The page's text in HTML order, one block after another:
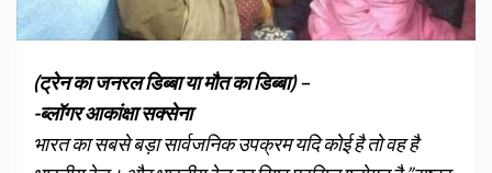
(ट्रेन का जनरल डिब्बा या मौत का डिब्बा) –
-ब्लॉगर आकांक्षा सक्सेना
भारत का सबसे बड़ा सार्वजनिक उपक्रम यदि कोई है तो वह है